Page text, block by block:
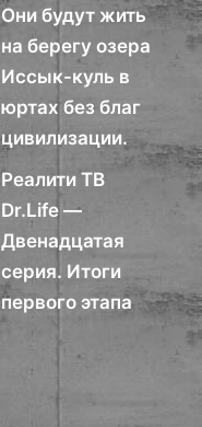
Они будут жить
на берегу озера
Иссык-куль в
юртах без благ
цивилизации.
Реалити ТВ
Dr.Life —
Двенадцатая
серия. Итоги
первого этапа